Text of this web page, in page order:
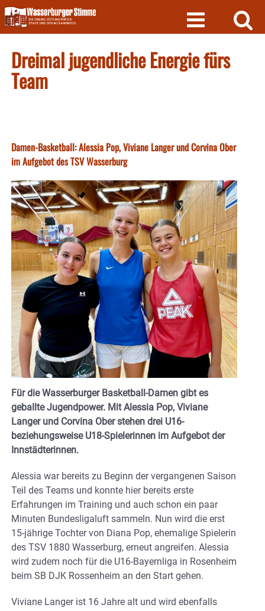
Skip
to
content
Dreimal jugendliche Energie fürs
Team
Damen-Basketball: Alessia Pop, Viviane Langer und Corvina Ober
im Aufgebot des TSV Wasserburg
Für die Wasserburger Basketball-Damen gibt es
geballte Jugendpower. Mit Alessia Pop, Viviane
Langer und Corvina Ober stehen drei U16-
beziehungsweise U18-Spielerinnen im Aufgebot der
Innstädterinnen.
Alessia war bereits zu Beginn der vergangenen Saison
Teil des Teams und konnte hier bereits erste
Erfahrungen im Training und auch schon ein paar
Minuten Bundesligaluft sammeln. Nun wird die erst
15-jährige Tochter von Diana Pop, ehemalige Spielerin
des TSV 1880 Wasserburg, erneut angreifen. Alessia
wird zudem noch für die U16-Bayernliga in Rosenheim
beim SB DJK Rossenheim an den Start gehen.
Viviane Langer ist 16 Jahre alt und wird ebenfalls